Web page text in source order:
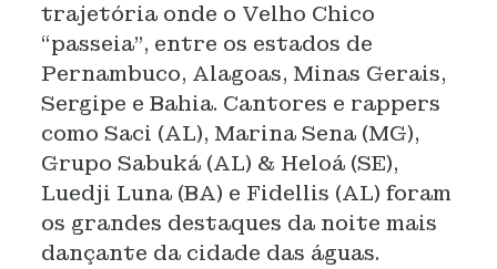
trajetória onde o Velho Chico
“passeia”, entre os estados de
Pernambuco, Alagoas, Minas Gerais,
Sergipe e Bahia. Cantores e rappers
como Saci (AL), Marina Sena (MG),
Grupo Sabuká (AL) & Heloá (SE),
Luedji Luna (BA) e Fidellis (AL) foram
os grandes destaques da noite mais
dançante da cidade das águas.